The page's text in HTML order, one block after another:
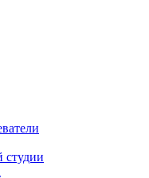
студии